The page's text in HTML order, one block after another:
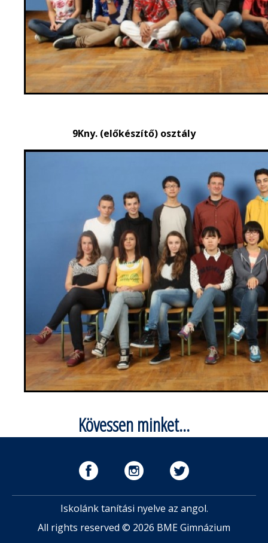
9Kny. (előkészítő) osztály
Kövessen minket...
Iskolánk tanítási nyelve az angol.
All rights reserved © 2026 BME Gimnázium